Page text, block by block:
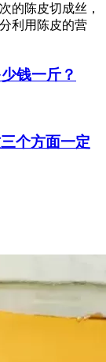
的陈皮切成丝，
利用陈皮的营
钱一斤？
个方面一定